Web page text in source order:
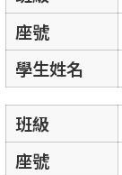
座號
學生姓名
班級
座號